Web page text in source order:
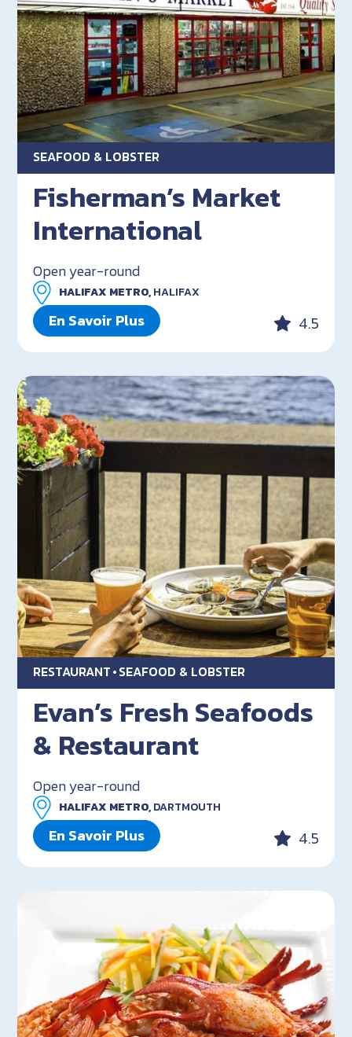
SEAFOOD & LOBSTER
Fisherman’s Market
International
Open year-round
HALIFAX METRO,HALIFAX
En Savoir Plus 4.5
RESTAURANT SEAFOOD & LOBSTER
Evan’s Fresh Seafoods
& Restaurant
Open year-round
HALIFAX METRO,DARTMOUTH
En Savoir Plus 4.5